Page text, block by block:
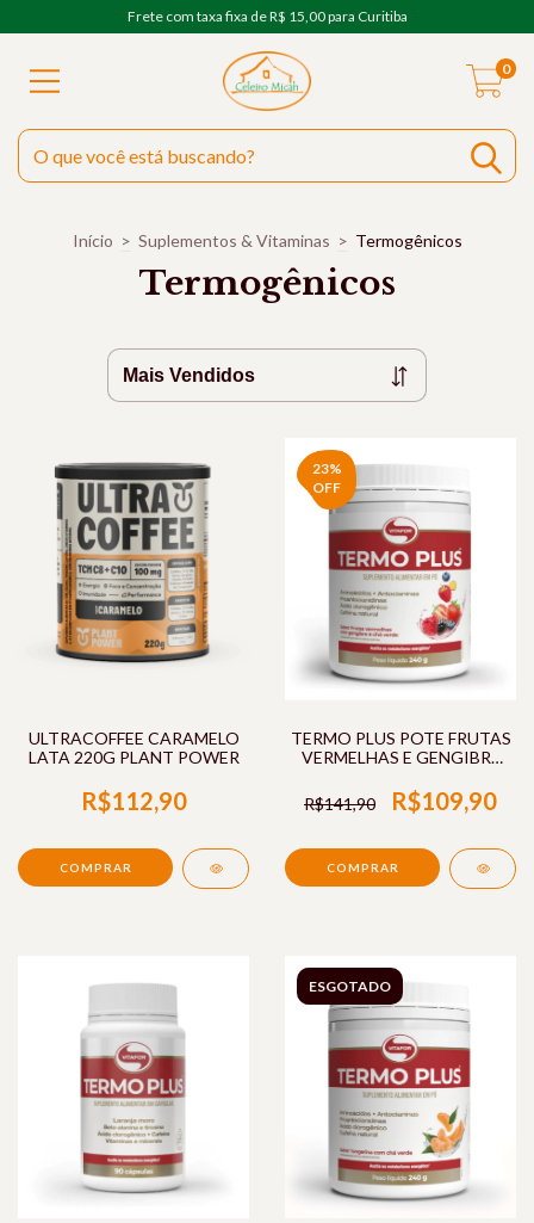
Frete com taxa fixa de R$ 15,00 para Curitiba
0
Início > Suplementos & Vitaminas > Termogênicos
Termogênicos
ULTRACOFFEE CARAMELO
LATA 220G PLANT POWER
R$112,90
23%
OFF
TERMO PLUS POTE FRUTAS
VERMELHAS E GENGIBRE
R$141,90
R$109,90
ESGOTADO